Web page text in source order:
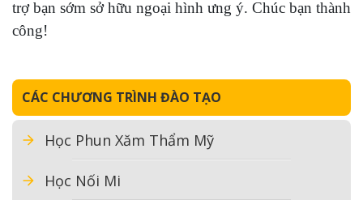
trợ bạn sớm sở hữu ngoại hình ưng ý. Chúc bạn thành
công!
CÁC CHƯƠNG TRÌNH ĐÀO TẠO
Học Phun Xăm Thẩm Mỹ
Học Nối Mi